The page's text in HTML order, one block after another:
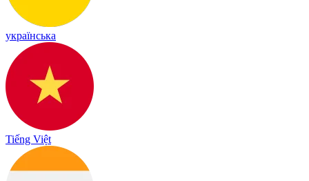
українська
Tiếng Việt